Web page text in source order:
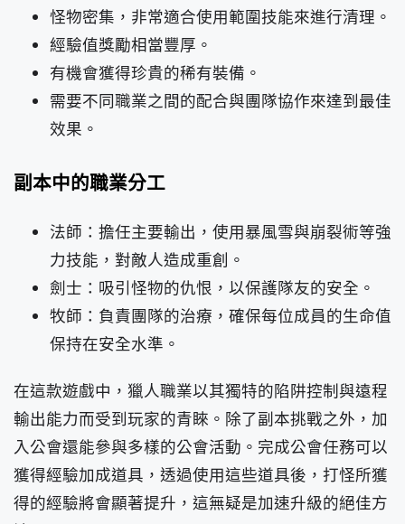
怪物密集，非常適合使用範圍技能來進行清理。
經驗值獎勵相當豐厚。
有機會獲得珍貴的稀有裝備。
需要不同職業之間的配合與團隊協作來達到最佳
效果。
副本中的職業分工
法師：擔任主要輸出，使用暴風雪與崩裂術等強
力技能，對敵人造成重創。
劍士：吸引怪物的仇恨，以保護隊友的安全。
牧師：負責團隊的治療，確保每位成員的生命值
保持在安全水準。
在這款遊戲中，獵人職業以其獨特的陷阱控制與遠程
輸出能力而受到玩家的青睞。除了副本挑戰之外，加
入公會還能參與多樣的公會活動。完成公會任務可以
獲得經驗加成道具，透過使用這些道具後，打怪所獲
得的經驗將會顯著提升，這無疑是加速升級的絕佳方